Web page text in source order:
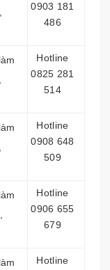
0903 181
486
Hotline
0825 281
514
Hotline
0908 648
509
Hotline
0906 655
679
Hotline